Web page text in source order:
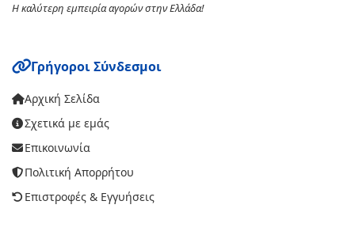
Η καλύτερη εμπειρία αγορών στην Ελλάδα!
Γρήγοροι Σύνδεσμοι
Αρχική Σελίδα
Σχετικά με εμάς
Επικοινωνία
Πολιτική Απορρήτου
Επιστροφές & Εγγυήσεις